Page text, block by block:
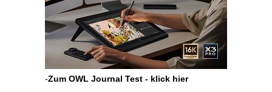
-Zum OWL Journal Test - klick hier